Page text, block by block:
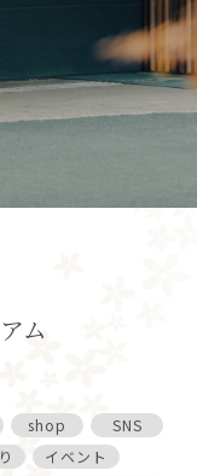
ム
shop
SNS
イベント